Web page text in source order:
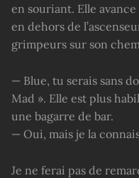
en souriant. Elle
en dehors de
grimpeurs sur son
— Blue, tu serais sans
Mad ». Elle est plus
une bagarre de bar.
— Oui, mais je la
Je ne ferai pas de